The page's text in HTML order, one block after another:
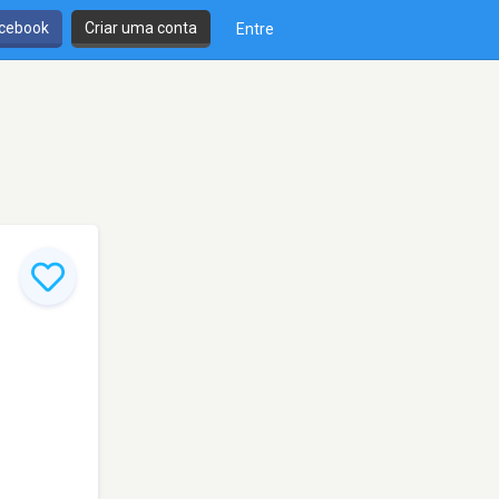
Criar uma conta Entre